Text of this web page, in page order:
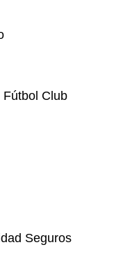
Fútbol Club
Seguros